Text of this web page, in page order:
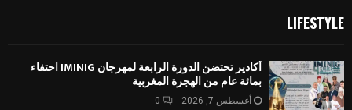
LIFESTYLE
أكادير تحتضن الدورة الرابعة لمهرجان IMINIG احتفاء
بمائة عام من الهجرة المغربية
أغسطس 7, 2026 0